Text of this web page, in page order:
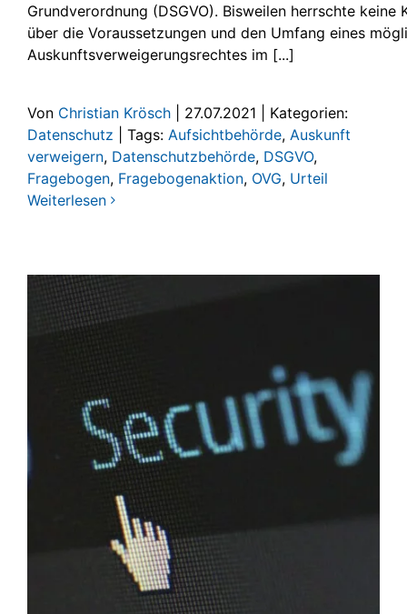
Grundverordnung (DSGVO). Bisweilen herrschte keine
über die Voraussetzungen und den Umfang eines
Auskunftsverweigerungsrechtes im [...]
Von Christian Krösch 27.07.2021
Kategorien:
Datenschutz
Tags: Aufsichtbehörde, Auskunft
verweigern, Datenschutzbehörde, DSGVO,
Fragebogen, Fragebogenaktion, OVG, Urteil
Weiterlesen